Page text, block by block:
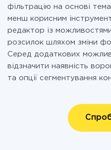
фільтрацію на основі
менш корисним
редактор із можливостями
розсилок шляхом зміни
Серед додаткових
відзначити наявність
та опції сегментування